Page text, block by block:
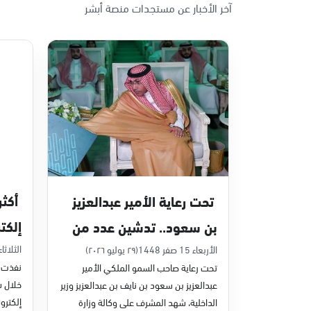
الأحد - الخميس (08:00-14:30)
الدمام, الدمام - بنده حي أحد
الأحد - الخميس (08:00-14:30)
التوجه للموقع
الدمام, الدمام - الغرفة التجارية
التوجه للموقع
الدمام, الدمام - بنده - حي الشاطئ
الأحد - الخميس (08:00-14:30)
التوجه للموقع
آخر الأخبار عن مستجدات منصة أبشر
تحت رعاية الأمير عبدالعزيز
بن سعود.. تدشين عدد من
مشاريع التحول الرقمي
والخدمات الإلكترونية
للأحوال المدنية
الأربعاء 15 صفر 1448
(٢٩ يوليو ٢٠٢٦)
تحت رعاية صاحب السمو الملكي الأمير
عبدالعزيز بن سعود بن نايف بن عبدالعزيز وزير
الداخلية، شهد المشرف على وكالة وزارة
في
الثلاثاء 7 صفر
نفذت